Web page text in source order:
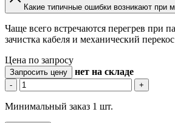
Какие типичные ошибки возникают при
Чаще всего встречаются перегрев при
зачистка кабеля и механический
Цена по запросу
Запросить цену нет на складе
- +
Минимальный заказ 1 шт.